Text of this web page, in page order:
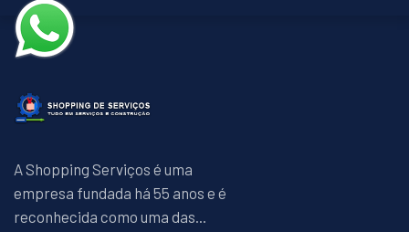
A Shopping Serviços é uma
empresa fundada há 55 anos e é
reconhecida como uma das...